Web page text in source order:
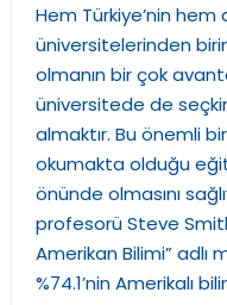
Hem Türkiye’nin hem
üniversitelerinden
olmanın bir çok
üniversitede de
almaktır. Bu önemli
okumakta olduğu
önünde olmasını
profesorü Steve
Amerikan Bilimi” adlı
%74.1’nin Amerikalı